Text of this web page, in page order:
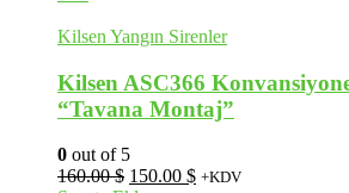
Kilsen Yangın Sirenler
Kilsen ASC366
“Tavana Montaj”
0 out of 5
160.00$ Orijinal
150.00 $Şu
+KDV